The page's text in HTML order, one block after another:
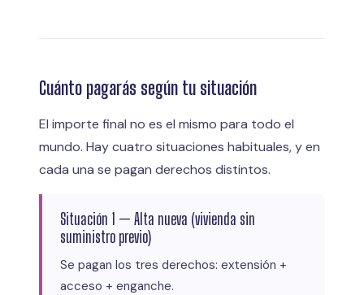
Cuánto pagarás según tu situación
El importe final no es el mismo para todo el
mundo. Hay cuatro situaciones habituales, y en
cada una se pagan derechos distintos.
Situación 1 — Alta nueva (vivienda sin
suministro previo)
Se pagan los tres derechos: extensión +
acceso + enganche.